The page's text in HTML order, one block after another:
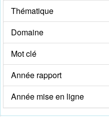
Thématique
Domaine
Mot clé
Année rapport
Année mise en ligne